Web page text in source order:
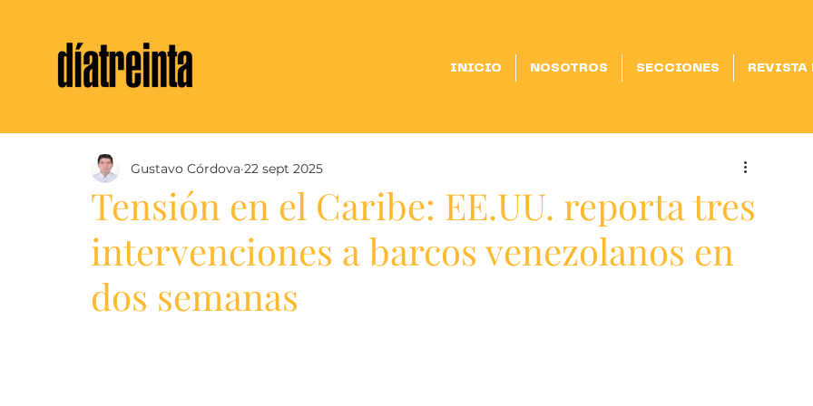
INICIO NOSOTROS SECCIONES REVISTA
Tensión en el Caribe: EE.UU. reporta tres
intervenciones a barcos venezolanos en
dos semanas
Gustavo Córdova 22 sept 2025